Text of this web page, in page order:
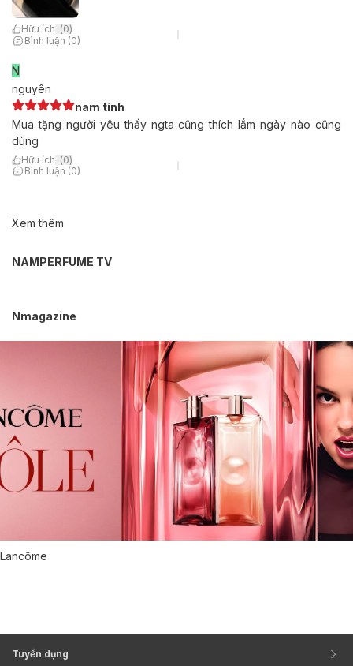
Hữu ích (0)
Bình luận (0)
N
nguyên
nam tính
Mua tặng người yêu thấy ngta cũng thích lắm ngày nào cũng
dùng
Hữu ích (0)
Bình luận (0)
Xem thêm
NAMPERFUME TV
Nmagazine
Lancôme
Tuyển dụng